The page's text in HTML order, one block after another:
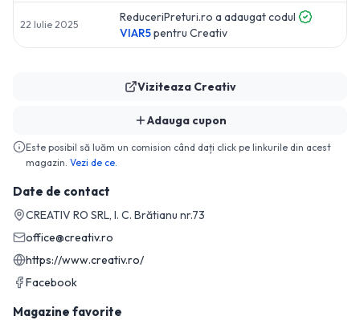
Viziteaza Creativ
Adauga cupon
Este posibil să luăm un comision când dați click pe linkurile din acest
magazin. Vezi de ce.
Date de contact
CREATIV RO SRL, I. C. Brătianu nr.73
office@creativ.ro
https://www.creativ.ro/
Facebook
Magazine favorite
22 Iulie 2025
ReduceriPreturi.ro a adaugat codul
VIAR5pentru Creativ